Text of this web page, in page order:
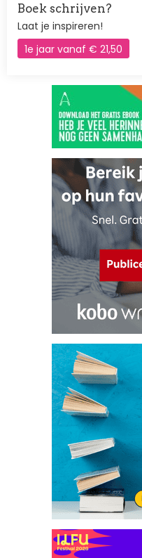
Boek schrijven?
Laat je inspireren!
1e jaar vanaf € 21,50